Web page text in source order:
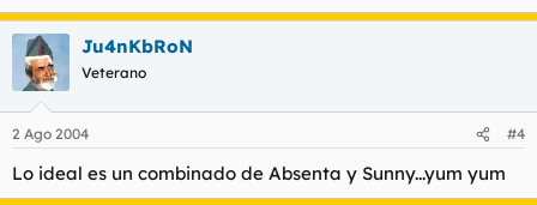
Ju4nKbRoN
Veterano
2 Ago 2004 #4
Lo ideal es un combinado de Absenta y Sunny...yum yum